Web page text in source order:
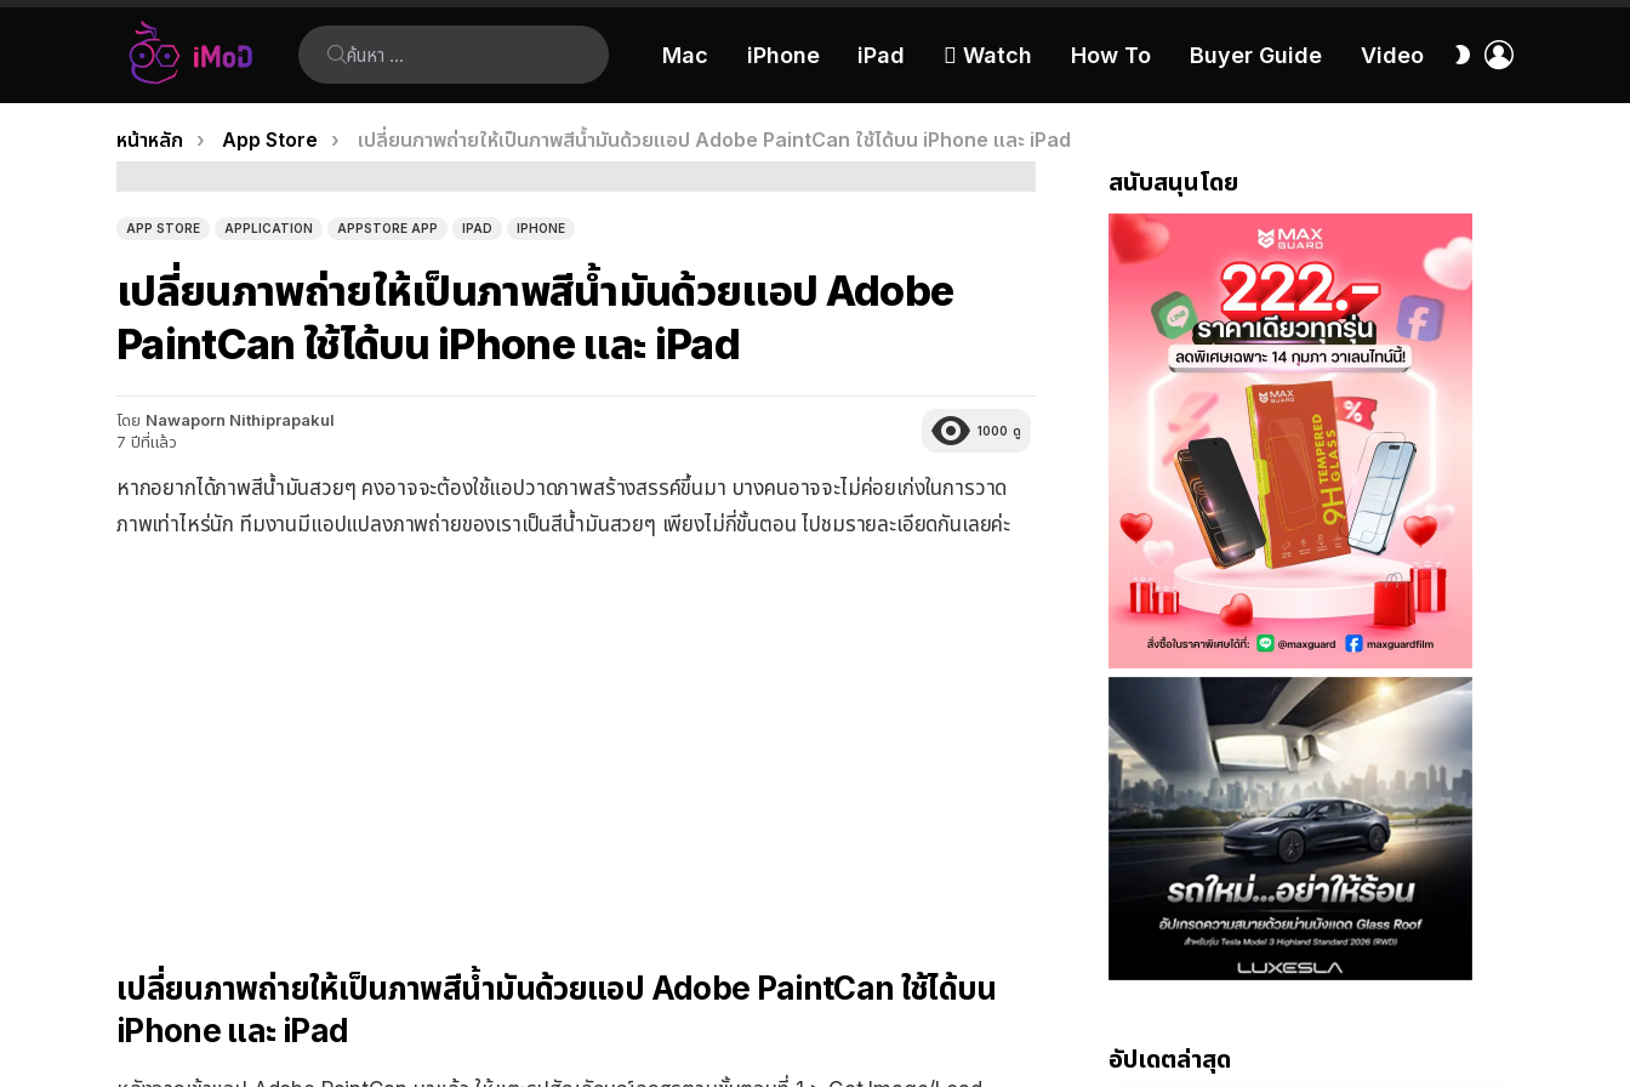
ค้นหา:
Mac iPhone iPad  Watch How To Buyer Guide Video
สลับ
เรื่อง
ล่าสุด
คุณอยู่ที่นี่:
หน้าหลัก App Store เปลี่ยนภาพถ่ายให้เป็นภาพสีน้ำมันด้วยแอป Adobe PaintCan ใช้ได้บน iPhone และ iPad
APP STORE APPLICATION APPSTORE APP IPAD IPHONE
เปลี่ยนภาพถ่ายให้เป็นภาพสีน้ำมันด้วยแอป Adobe
PaintCan ใช้ได้บน iPhone และ iPad
โดย Nawaporn Nithiprapakul
7 ปีที่แล้ว
1000 ดู
หากอยากได้ภาพสีน้ำมันสวยๆ คงอาจจะต้องใช้แอปวาดภาพสร้างสรรค์ขึ้นมา บางคนอาจจะไม่ค่อยเก่งในการวาด
ภาพเท่าไหร่นัก ทีมงานมีแอปแปลงภาพถ่ายของเราเป็นสีน้ำมันสวยๆ เพียงไม่กี่ขั้นตอน ไปชมรายละเอียดกันเลยค่ะ
เปลี่ยนภาพถ่ายให้เป็นภาพสีน้ำมันด้วยแอป Adobe PaintCan ใช้ได้บน
iPhone และ iPad
สนับสนุนโดย
อัปเดตล่าสุด